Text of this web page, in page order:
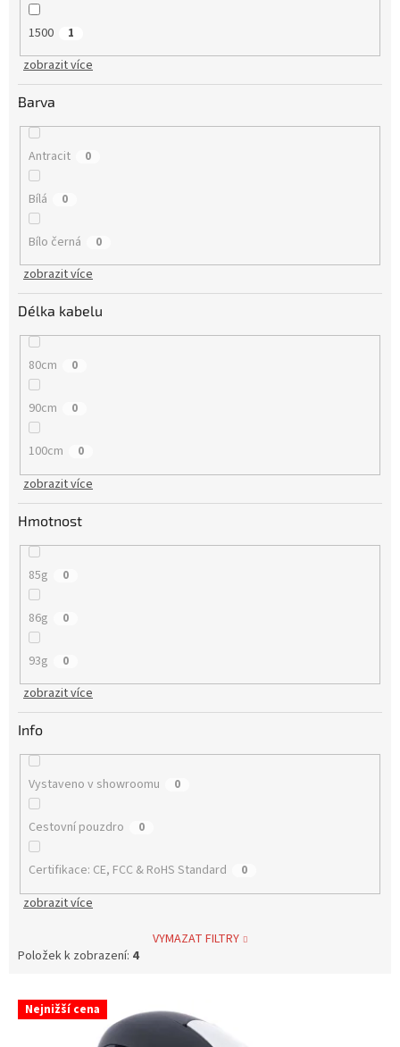
1500 1
zobrazit více
Barva
Antracit 0
Bílá 0
Bílo černá 0
zobrazit více
Délka kabelu
80cm 0
90cm 0
100cm 0
zobrazit více
Hmotnost
85g 0
86g 0
93g 0
zobrazit více
Info
Vystaveno v showroomu 0
Cestovní pouzdro 0
Certifikace: CE, FCC & RoHS Standard 0
zobrazit více
VYMAZAT FILTRY
Položek k zobrazení: 4
V Nejnižší cena